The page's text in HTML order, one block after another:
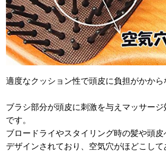
適度なクッション性で頭皮に負担がかから
ブラシ部分が頭皮に刺激を与えマッサー
です。
ブロードライやスタイリング時の髪や頭
デザインされており、空気穴がほどこして